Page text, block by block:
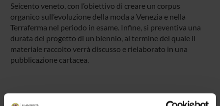
Seicento veneto, con l’obiettivo di creare un corpus
organico sull’evoluzione della moda a Venezia e nella
Terraferma nel periodo in esame. Infine, si preventiva una
durata del progetto di un biennio, al termine del quale il
materiale raccolto verrà discusso e rielaborato in una
pubblicazione cartacea.